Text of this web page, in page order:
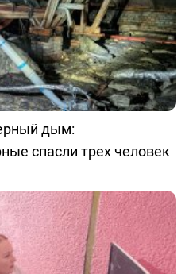
дым:
спасли трех человек